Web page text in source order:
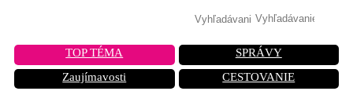
TOP TÉMA
SPRÁVY
Zaujímavosti
CESTOVANIE